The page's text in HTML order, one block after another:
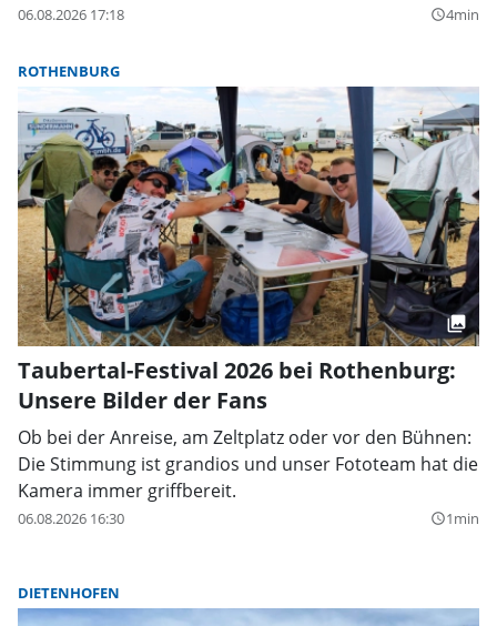
06.08.2026 17:18 query_builder4min
ROTHENBURG
Taubertal-Festival 2026 bei Rothenburg:
Unsere Bilder der Fans
Ob bei der Anreise, am Zeltplatz oder vor den Bühnen:
Die Stimmung ist grandios und unser Fototeam hat die
Kamera immer griffbereit.
06.08.2026 16:30 query_builder1min
DIETENHOFEN